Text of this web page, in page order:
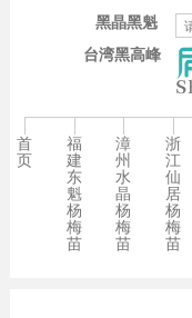
台湾黑高峰
黑晶黑魁
首
页
福
建
东
魁
杨
梅
苗
漳
州
水
晶
杨
梅
苗
浙
江
仙
居
杨
梅
苗